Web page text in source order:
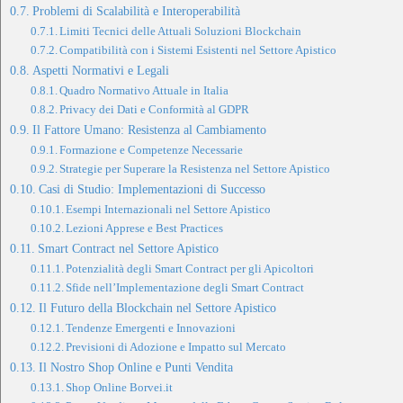
Problemi di Scalabilità e Interoperabilità
Limiti Tecnici delle Attuali Soluzioni Blockchain
Compatibilità con i Sistemi Esistenti nel Settore Apistico
Aspetti Normativi e Legali
Quadro Normativo Attuale in Italia
Privacy dei Dati e Conformità al GDPR
Il Fattore Umano: Resistenza al Cambiamento
Formazione e Competenze Necessarie
Strategie per Superare la Resistenza nel Settore Apistico
Casi di Studio: Implementazioni di Successo
Esempi Internazionali nel Settore Apistico
Lezioni Apprese e Best Practices
Smart Contract nel Settore Apistico
Potenzialità degli Smart Contract per gli Apicoltori
Sfide nell’Implementazione degli Smart Contract
Il Futuro della Blockchain nel Settore Apistico
Tendenze Emergenti e Innovazioni
Previsioni di Adozione e Impatto sul Mercato
Il Nostro Shop Online e Punti Vendita
Shop Online Borvei.it